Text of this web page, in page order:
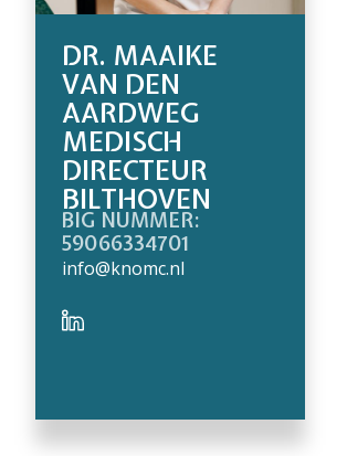
DR. MAAIKE
VAN DEN
AARDWEG
MEDISCH
DIRECTEUR
BILTHOVEN
BIG NUMMER:
59066334701
info@knomc.nl